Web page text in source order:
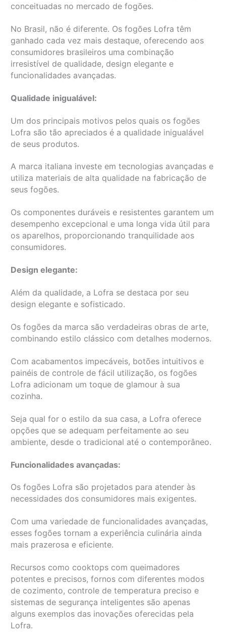
conceituadas no mercado de fogões.
No Brasil, não é diferente. Os fogões Lofra têm
ganhado cada vez mais destaque, oferecendo aos
consumidores brasileiros uma combinação
irresistível de qualidade, design elegante e
funcionalidades avançadas.
Qualidade inigualável:
Um dos principais motivos pelos quais os fogões
Lofra são tão apreciados é a qualidade inigualável
de seus produtos.
A marca italiana investe em tecnologias avançadas e
utiliza materiais de alta qualidade na fabricação de
seus fogões.
Os componentes duráveis e resistentes garantem um
desempenho excepcional e uma longa vida útil para
os aparelhos, proporcionando tranquilidade aos
consumidores.
Design elegante:
Além da qualidade, a Lofra se destaca por seu
design elegante e sofisticado.
Os fogões da marca são verdadeiras obras de arte,
combinando estilo clássico com detalhes modernos.
Com acabamentos impecáveis, botões intuitivos e
painéis de controle de fácil utilização, os fogões
Lofra adicionam um toque de glamour à sua
cozinha.
Seja qual for o estilo da sua casa, a Lofra oferece
opções que se adequam perfeitamente ao seu
ambiente, desde o tradicional até o contemporâneo.
Funcionalidades avançadas:
Os fogões Lofra são projetados para atender às
necessidades dos consumidores mais exigentes.
Com uma variedade de funcionalidades avançadas,
esses fogões tornam a experiência culinária ainda
mais prazerosa e eficiente.
Recursos como cooktops com queimadores
potentes e precisos, fornos com diferentes modos
de cozimento, controle de temperatura preciso e
sistemas de segurança inteligentes são apenas
alguns exemplos das inovações oferecidas pela
Lofra.